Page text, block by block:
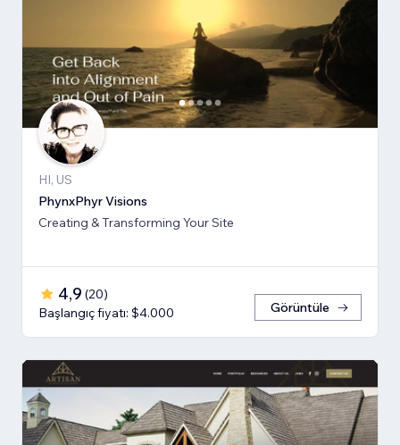
HI, US
PhynxPhyr Visions
Creating & Transforming Your Site
4,9 (20)
Başlangıç fiyatı: $4.000
Görüntüle